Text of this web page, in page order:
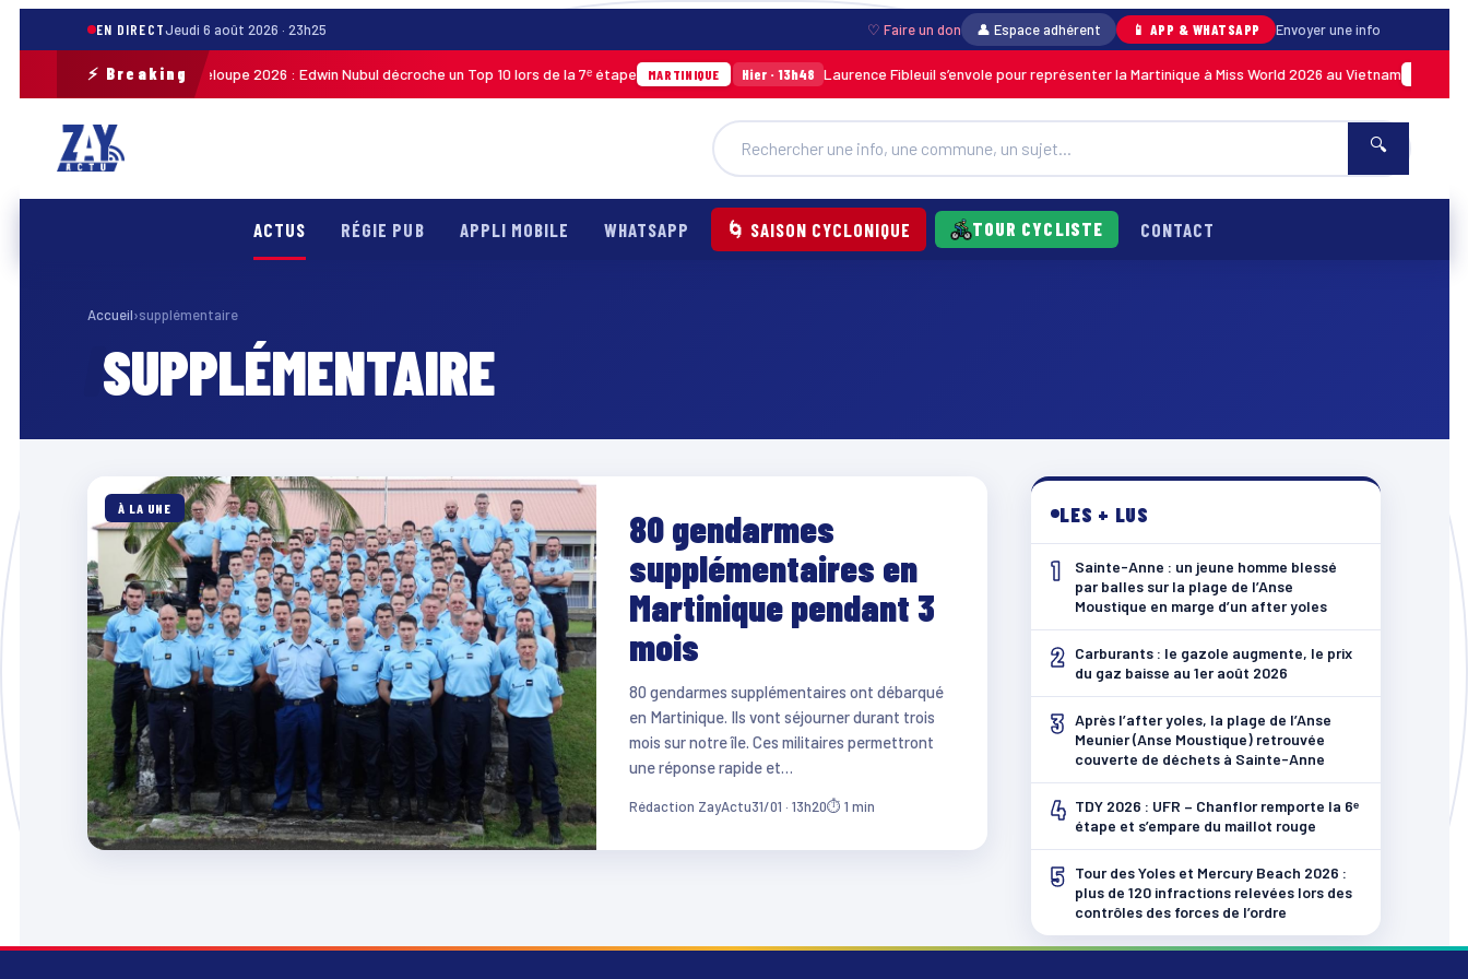
EN DIRECTJeudi 6 août 2026 · 23h25 ♡ Faire un don 👤 Espace adhérent 📱 APP & WHATSAPP Envoyer une info
⚡ Breaking
Tour cycliste de Guadeloupe 2026 : Edwin Nubul décroche un Top 10 lors de la 7ᵉ étape MARTINIQUE Hier · 13h48 Laurence Fibleuil s’envole pour représenter la Martinique à Miss World 2026 au Vietnam MARTINIQUE
🔍
ACTUS RÉGIE PUB APPLI MOBILE WHATSAPP 🌀 SAISON CYCLONIQUE TOUR CYCLISTE CONTACT
Accueil›supplémentaire
SUPPLÉMENTAIRE
À LA UNE
80 gendarmes
supplémentaires en
Martinique pendant 3
mois
80 gendarmes supplémentaires ont débarqué
en Martinique. Ils vont séjourner durant trois
mois sur notre île. Ces militaires permettront
une réponse rapide et…
Rédaction ZayActu31/01 · 13h20⏱ 1 min
LES + LUS
1
Sainte-Anne : un jeune homme blessé
par balles sur la plage de l’Anse
Moustique en marge d’un after yoles
2
Carburants : le gazole augmente, le prix
du gaz baisse au 1er août 2026
3 Après l’after yoles, la plage de l’Anse
Meunier (Anse Moustique) retrouvée
couverte de déchets à Sainte-Anne
4 TDY 2026 : UFR – Chanflor remporte la 6ᵉ
étape et s’empare du maillot rouge
5
Tour des Yoles et Mercury Beach 2026 :
plus de 120 infractions relevées lors des
contrôles des forces de l’ordre